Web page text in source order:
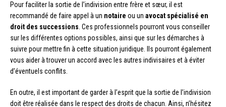
Pour faciliter la sortie de l’indivision entre frère et sœur, il est
recommandé de faire appel à un notaire ou un avocat spécialisé en
droit des successions . Ces professionnels pourront vous conseiller
sur les différentes options possibles, ainsi que sur les démarches à
suivre pour mettre fin à cette situation juridique. Ils pourront également
vous aider à trouver un accord avec les autres indivisaires et à éviter
d’éventuels conflits.
En outre, il est important de garder à l’esprit que la sortie de l’indivision
doit être réalisée dans le respect des droits de chacun. Ainsi, n’hésitez